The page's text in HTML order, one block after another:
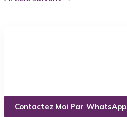
Contactez Moi Par WhatsApp